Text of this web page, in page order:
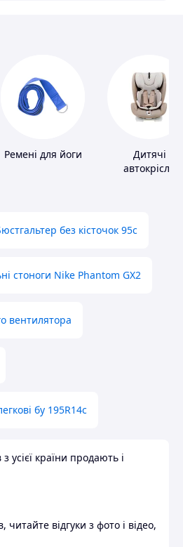
Ремені для йоги
Дитячі
автокрісла
без кісточок 95с
стоноги Nike Phantom GX2
вентилятора
бу 195R14c
країни продають і
відгуки з фото і відео,